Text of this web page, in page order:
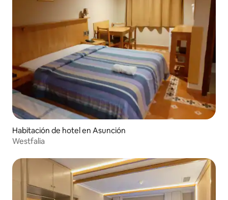
Habitación de hotel en Asunción
Westfalia